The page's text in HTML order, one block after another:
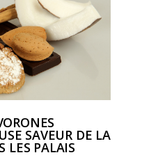
SAVEUR DE LA
LES PALAIS